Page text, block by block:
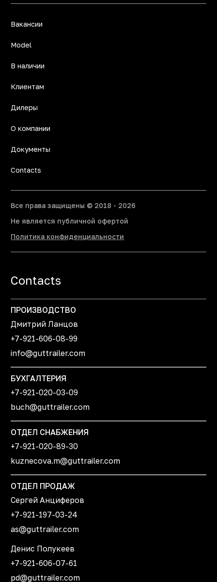
Вакансии
Model
В наличии
Клиентам
Дилеры
О компании
Документы
Contacts
Все права защищены © 2018 - 2026
Не является публичной офертой
Политика конфиденциальности
Contacts
ПРОИЗВОДСТВО
Дмитрий Ланцов
+7-921-606-08-99
info@guttrailer.com
БУХГАЛТЕРИЯ
+7-921-020-03-09
buch@guttrailer.com
ОТДЕЛ СНАБЖЕНИЯ
+7-921-020-89-30
kuznecova.m@guttrailer.com
ОТДЕЛ ПРОДАЖ
Сергей Анциферов
+7-921-197-03-24
as@guttrailer.com
Денис Полукеев
+7-921-606-07-61
pd@guttrailer.com